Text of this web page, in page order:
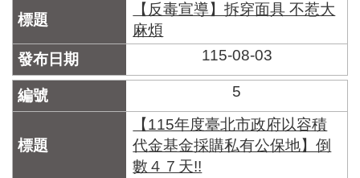
市
長
名
冊
【反毒宣導】拆穿面具 不惹大
麻煩
115-08-03
5
【115年度臺北市政府以容積
代金基金採購私有公保地】倒
數４７天!!